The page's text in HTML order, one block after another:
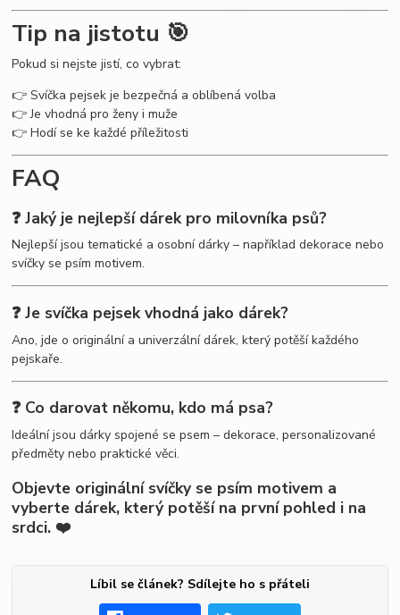
Tip na jistotu 🎯
Pokud si nejste jistí, co vybrat:
👉 Svíčka pejsek je bezpečná a oblíbená volba
👉 Je vhodná pro ženy i muže
👉 Hodí se ke každé příležitosti
FAQ
❓ Jaký je nejlepší dárek pro milovníka psů?
Nejlepší jsou tematické a osobní dárky – například dekorace nebo
svíčky se psím motivem.
❓ Je svíčka pejsek vhodná jako dárek?
Ano, jde o originální a univerzální dárek, který potěší každého
pejskaře.
❓ Co darovat někomu, kdo má psa?
Ideální jsou dárky spojené se psem – dekorace, personalizované
předměty nebo praktické věci.
Objevte originální svíčky se psím motivem a
vyberte dárek, který potěší na první pohled i na
srdci. ❤️
Líbil se článek? Sdílejte ho s přáteli